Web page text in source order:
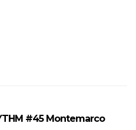
#45 Montemarco